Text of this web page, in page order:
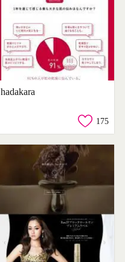
hadakara
175